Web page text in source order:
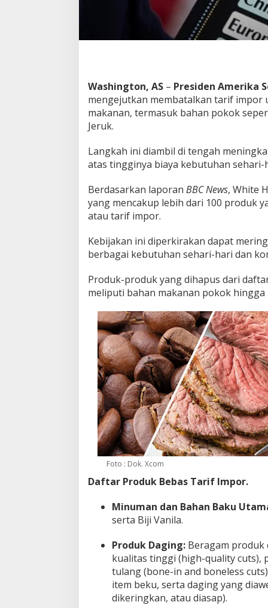
n
A
i
M
e
l
o
a
k
n
a
H
g
a
Washington, AS – Presiden Amerika
mengejutkan membatalkan tarif
makanan, termasuk bahan pokok
Jeruk.
Langkah ini diambil di tengah
atas tingginya biaya kebutuhan sehari-
Berdasarkan laporan BBC News, White
yang mencakup lebih dari 100 produk
atau tarif impor.
Kebijakan ini diperkirakan dapat
berbagai kebutuhan sehari-hari dan
Produk-produk yang dihapus dari
meliputi bahan makanan pokok
Foto : Dok. Xcom
Daftar Produk Bebas Tarif Impor.
Minuman dan Bahan Baku
serta Biji Vanila.
Produk Daging: Beragam produk
kualitas tinggi (high-quality
tulang (bone-in and boneless
item beku, serta daging yang
dikeringkan, atau diasap).